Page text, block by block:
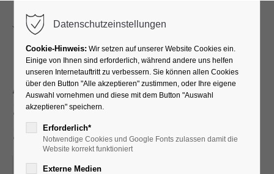
Akupressur –
Selbstbehandlung bei
Schmerzen
10.10.2023, 15:30–16:30
Datenschutzeinstellungen
Cookie-Hinweis: Wir setzen auf unserer Website Cookies ein.
Einige von Ihnen sind erforderlich, während andere uns helfen
unseren Internetauftritt zu verbessern. Sie können allen Cookies
über den Button "Alle akzeptieren" zustimmen, oder Ihre eigene
Auswahl vornehmen und diese mit dem Button "Auswahl
akzeptieren" speichern.
Erforderlich*
Notwendige Cookies und Google Fonts zulassen damit die
Website korrekt funktioniert
Externe Medien